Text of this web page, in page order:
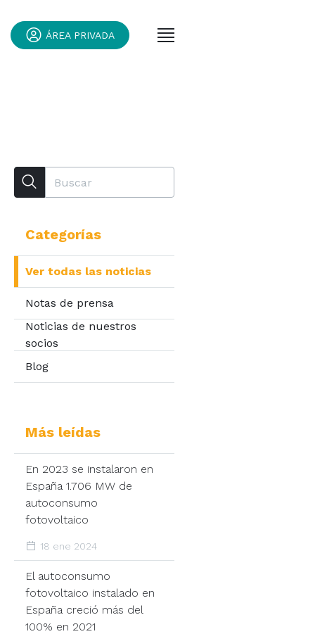
ÁREA PRIVADA
Categorías
Ver todas las noticias
Notas de prensa
Noticias de nuestros
socios
Blog
Más leídas
En 2023 se instalaron en
España 1.706 MW de
autoconsumo
fotovoltaico
18 ene 2024
El autoconsumo
fotovoltaico instalado en
España creció más del
100% en 2021